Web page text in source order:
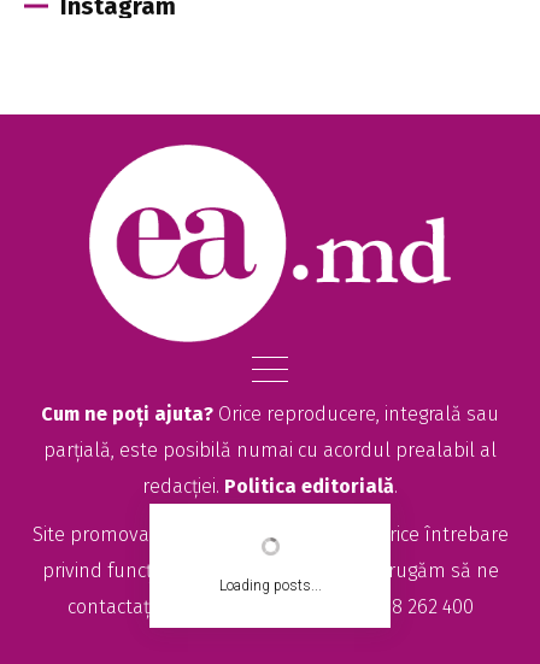
Loading posts...
Instagram
Cum ne poți ajuta? Orice reproducere, integrală sau
parțială, este posibilă numai cu acordul prealabil al
redacției. Politica editorială.
Site promovat de seolitte.com
. Pentru orice întrebare
privind funcționarea site-ului EA.md, vă rugăm să ne
contactați la
sau +373 78 262 400